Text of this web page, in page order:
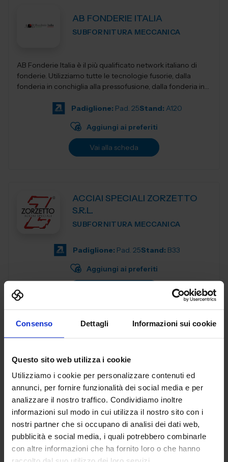
Consenso Dettagli Informazioni sui cookie
Questo sito web utilizza i cookie
Utilizziamo i cookie per personalizzare contenuti ed
annunci, per fornire funzionalità dei social media e per
analizzare il nostro traffico. Condividiamo inoltre
informazioni sul modo in cui utilizza il nostro sito con i
nostri partner che si occupano di analisi dei dati web,
pubblicità e social media, i quali potrebbero combinarle
con altre informazioni che ha fornito loro o che hanno
AB FONDERIE ITALIA
SUBFORNITURA MECCANICA
AB Fonderie Italia è il più qualificato network italiano di
fonderie. Utilizziamo tutte le tecnologie fusorie, dalla
fonderia in conchiglia alla pressofusione, dalla fonderia in
Padiglione: Pad. 25Stand: A120
Aggiungi ai preferiti
Vai alla scheda
ACCIAI SPECIALI ZORZETTO
S.R.L.
SUBFORNITURA MECCANICA
Padiglione: Pad. 25Stand: B33
Aggiungi ai preferiti
ACHELON SOFTWARE HOUSE
Da oltre 20 anni Achelon aiuta i propri clienti a visualizzare
e interagire con le informazioni di progettazione,
ingegneria e produzione. Fin dall’inizio, la partnership con i
nostri clienti e...
Padiglione:Pad. 21Stand: B84